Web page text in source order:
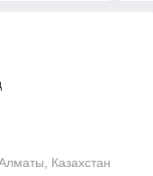
Казахстан